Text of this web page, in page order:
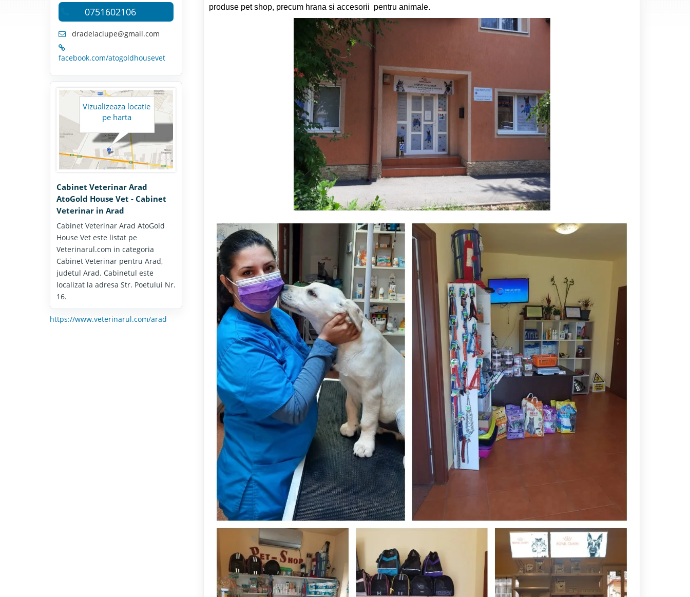
0751602106
dradelaciupe@gmail.com
facebook.com/atogoldhousevet
Vizualizeaza locatie
pe harta
Cabinet Veterinar Arad
AtoGold House Vet - Cabinet
Veterinar in Arad
Cabinet Veterinar Arad AtoGold
House Vet este listat pe
Veterinarul.com in categoria
Cabinet Veterinar pentru Arad,
judetul Arad. Cabinetul este
localizat la adresa Str. Poetului Nr.
16.
https://www.veterinarul.com/arad
produse pet shop, precum hrana si accesorii pentru animale.